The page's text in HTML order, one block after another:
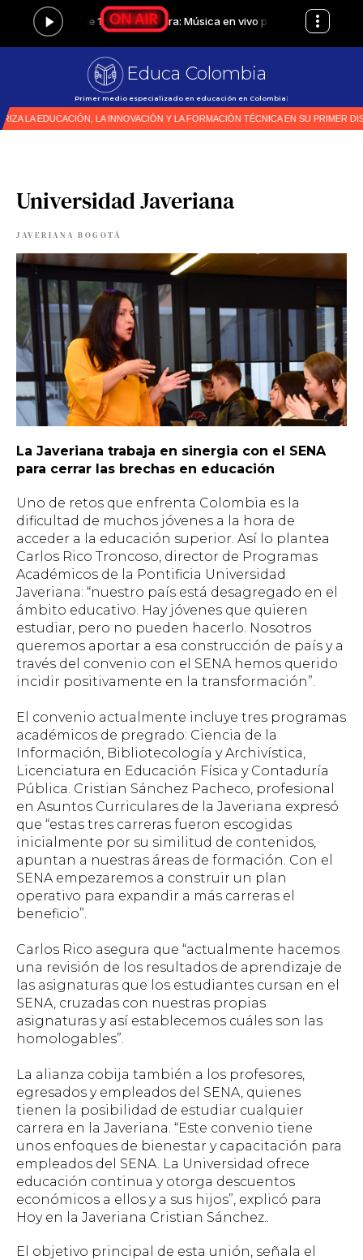
Educa Colombia
Primer medio especializado en educación en Colombia |
Universidad Javeriana
JAVERIANA BOGOTÁ
La Javeriana trabaja en sinergia con el SENA
para cerrar las brechas en educación
Uno de retos que enfrenta Colombia es la
dificultad de muchos jóvenes a la hora de
acceder a la educación superior. Así lo plantea
Carlos Rico Troncoso, director de Programas
Académicos de la Pontificia Universidad
Javeriana: “nuestro país está desagregado en el
ámbito educativo. Hay jóvenes que quieren
estudiar, pero no pueden hacerlo. Nosotros
queremos aportar a esa construcción de país y a
través del convenio con el SENA hemos querido
incidir positivamente en la transformación”.
El convenio actualmente incluye tres programas
académicos de pregrado: Ciencia de la
Información, Bibliotecología y Archivística,
Licenciatura en Educación Física y Contaduría
Pública. Cristian Sánchez Pacheco, profesional
en Asuntos Curriculares de la Javeriana expresó
que “estas tres carreras fueron escogidas
inicialmente por su similitud de contenidos,
apuntan a nuestras áreas de formación. Con el
SENA empezaremos a construir un plan
operativo para expandir a más carreras el
beneficio”.
Carlos Rico asegura que “actualmente hacemos
una revisión de los resultados de aprendizaje de
las asignaturas que los estudiantes cursan en el
SENA, cruzadas con nuestras propias
asignaturas y así establecemos cuáles son las
homologables”.
La alianza cobija también a los profesores,
egresados y empleados del SENA, quienes
tienen la posibilidad de estudiar cualquier
carrera en la Javeriana. “Este convenio tiene
unos enfoques de bienestar y capacitación para
empleados del SENA. La Universidad ofrece
educación continua y otorga descuentos
económicos a ellos y a sus hijos”, explicó para
Hoy en la Javeriana Cristian Sánchez..
El objetivo principal de esta unión, señala el